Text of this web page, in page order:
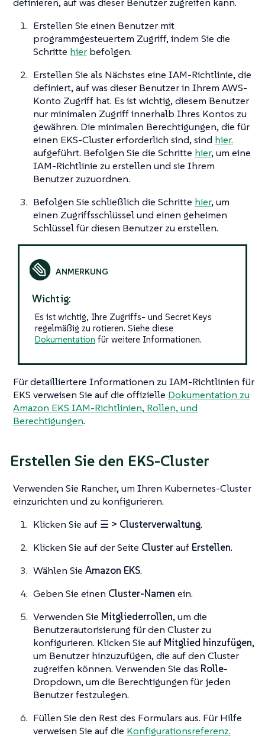
Erstellen Sie einen Benutzer mit
programmgesteuertem Zugriff, indem Sie die
Schritte hier befolgen.
Erstellen Sie als Nächstes eine IAM-Richtlinie, die
definiert, auf was dieser Benutzer in Ihrem AWS-
Konto Zugriff hat. Es ist wichtig, diesem Benutzer
nur minimalen Zugriff innerhalb Ihres Kontos zu
gewähren. Die minimalen Berechtigungen, die für
einen EKS-Cluster erforderlich sind, sind hier.
aufgeführt. Befolgen Sie die Schritte hier, um eine
IAM-Richtlinie zu erstellen und sie Ihrem
Benutzer zuzuordnen.
Befolgen Sie schließlich die Schritte hier, um
einen Zugriffsschlüssel und einen geheimen
Schlüssel für diesen Benutzer zu erstellen.
Wichtig:
Es ist wichtig, Ihre Zugriffs- und Secret Keys
regelmäßig zu rotieren. Siehe diese
Dokumentation für weitere Informationen.
Für detailliertere Informationen zu IAM-Richtlinien für
EKS verweisen Sie auf die offizielle Dokumentation zu
Amazon EKS IAM-Richtlinien, Rollen, und
Berechtigungen.
Erstellen Sie den EKS-Cluster
Verwenden Sie Rancher, um Ihren Kubernetes-Cluster
einzurichten und zu konfigurieren.
Klicken Sie auf ☰ > Clusterverwaltung.
Klicken Sie auf der Seite Clusterauf Erstellen.
Wählen Sie Amazon EKS.
Geben Sie einen Cluster-Namen ein.
Verwenden Sie Mitgliederrollen, um die
Benutzerautorisierung für den Cluster zu
konfigurieren. Klicken Sie auf Mitglied hinzufügen,
um Benutzer hinzuzufügen, die auf den Cluster
zugreifen können. Verwenden Sie das Rolle-
Dropdown, um die Berechtigungen für jeden
Benutzer festzulegen.
Füllen Sie den Rest des Formulars aus. Für Hilfe
verweisen Sie auf die Konfigurationsreferenz.